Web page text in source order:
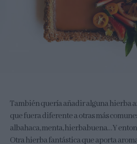
También quería añadir alguna hierba
que fuera diferente a otras más
albahaca, menta, hierbabuena… Y
Otra hierba fantástica que aporta